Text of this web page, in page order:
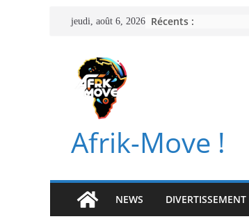
Passer
contenu
jeudi, août 6, 2026 Récents :
Afrik-Move !
NEWS DIVERTISSEMENT